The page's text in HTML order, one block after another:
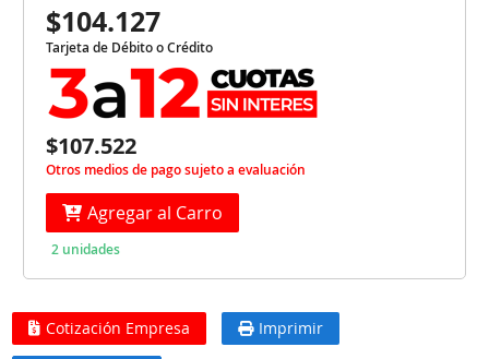
$104.127
Tarjeta de Débito o Crédito
$107.522
Otros medios de pago sujeto a evaluación
Agregar al Carro
2 unidades
Cotización Empresa Imprimir